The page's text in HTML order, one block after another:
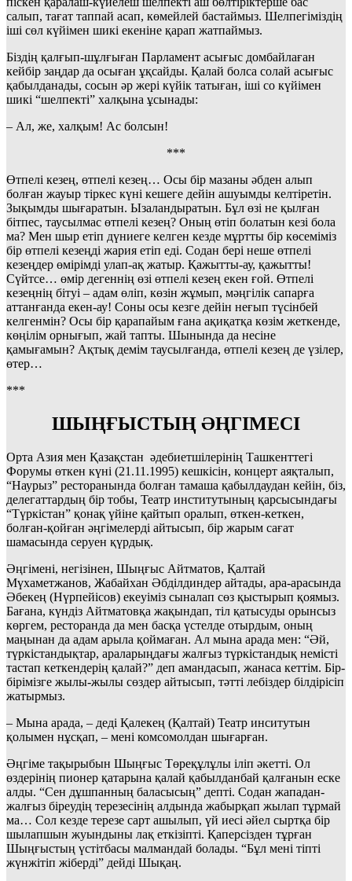
салып, тағат таппай асап, көмейлей бастаймыз. Шелпегіміздің
іші сөл күйімен шикі екеніне қарап жатпаймыз.
Біздің қалғып-шұлғыған Парламент асығыс домбайлаған
кейбір заңдар да осыған ұқсайды. Қалай болса солай асығыс
қабылданады, сосын әр жері күйік татыған, іші со күйімен
шикі “шелпекті” халқына ұсынады:
– Ал, же, халқым! Ас болсын!
***
Өтпелі кезең, өтпелі кезең… Осы бір мазаны әбден алып
болған жауыр тіркес күні кешеге дейін ашуымды келтіретін.
Зықымды шығаратын. Ызаландыратын. Бұл өзі не қылған
бітпес, таусылмас өтпелі кезең? Оның өтіп болатын кезі бола
ма? Мен шыр етіп дүниеге келген кезде мұртты бір көсеміміз
бір өтпелі кезеңді жария етіп еді. Содан бері неше өтпелі
кезеңдер өмірімді улап-ақ жатыр. Қажытты-ау, қажытты!
Сүйтсе… өмір дегеннің өзі өтпелі кезең екен ғой. Өтпелі
кезеңнің бітуі – адам өліп, көзін жұмып, мәңгілік сапарға
аттанғанда екен-ау! Соны осы кезге дейін неғып түсінбей
келгенмін? Осы бір қарапайым ғана ақиқатқа көзім жеткенде,
көңілім орнығып, жай тапты. Шынында да несіне
қамығамын? Ақтық демім таусылғанда, өтпелі кезең де үзілер,
өтер…
***
ШЫҢҒЫСТЫҢ ӘҢГІМЕСІ
Орта Азия мен Қазақстан әдебиетшілерінің Ташкенттегі
Форумы өткен күні (21.11.1995) кешкісін, концерт аяқталып,
“Наурыз” ресторанында болған тамаша қабылдаудан кейін, біз,
делегаттардың бір тобы, Театр институтының қарсысындағы
“Түркістан” қонақ үйіне қайтып оралып, өткен-кеткен,
болған-қойған әңгімелерді айтысып, бір жарым сағат
шамасында серуен қүрдық.
Әңгімені, негізінен, Шыңғыс Айтматов, Қалтай
Мүхаметжанов, Жабайхан Әбділдиндер айтады, ара-арасында
Әбекең (Нүрпейісов) екеуіміз сыналап сөз қыстырып қоямыз.
Бағана, күндіз Айтматовқа жақындап, тіл қатысуды орынсыз
көргем, ресторанда да мен басқа үстелде отырдым, оның
маңынан да адам арыла қоймаған. Ал мына арада мен: “Әй,
түркістандықтар, араларыңдағы жалғыз түркістандық немісті
тастап кеткендерің қалай?” деп амандасып, жанаса кеттім. Бір-
бірімізге жылы-жылы сөздер айтысып, тәтті лебіздер білдірісіп
жатырмыз.
– Мына арада, – деді Қалекең (Қалтай) Театр инситутын
қолымен нұсқап, – мені комсомолдан шығарған.
Әңгіме тақырыбын Шыңғыс Төреқұлұлы іліп әкетті. Ол
өздерінің пионер қатарына қалай қабылданбай қалғанын еске
алды. “Сен дұшпанның баласысың” депті. Содан жападан-
жалғыз біреудің терезесінің алдында жабырқап жылап тұрмай
ма… Сол кезде терезе сарт ашылып, үй иесі әйел сыртқа бір
шылапшын жуындыны лақ еткізіпті. Қаперсізден тұрған
Шыңғыстың үстітбасы малмандай болады. “Бұл мені тіпті
жүнжітіп жіберді” дейді Шықаң.